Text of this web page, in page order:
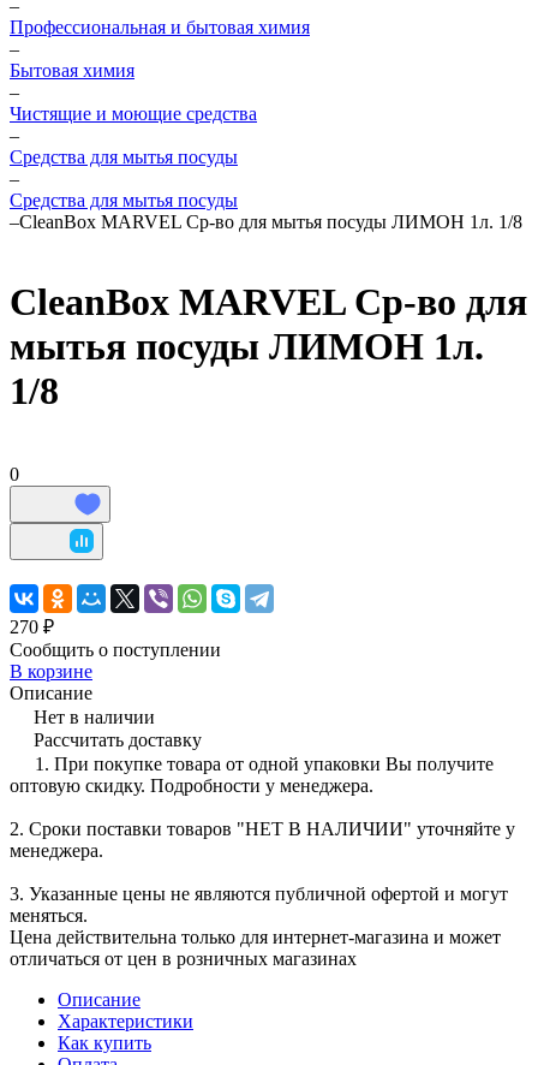
–
Профессиональная и бытовая химия
–
Бытовая химия
–
Чистящие и моющие средства
–
Средства для мытья посуды
–
Средства для мытья посуды
–CleanBox MARVEL Ср-во для мытья посуды ЛИМОН 1л. 1/8
CleanBox MARVEL Ср-во для
мытья посуды ЛИМОН 1л.
1/8
0
270 ₽
Сообщить о поступлении
В корзине
Описание
Нет в наличии
Рассчитать доставку
1. При покупке товара от одной упаковки Вы получите
оптовую скидку. Подробности у менеджера.
2. Сроки поставки товаров "НЕТ В НАЛИЧИИ" уточняйте у
менеджера.
3. Указанные цены не являются публичной офертой и могут
меняться.
Цена действительна только для интернет-магазина и может
отличаться от цен в розничных магазинах
Описание
Характеристики
Как купить